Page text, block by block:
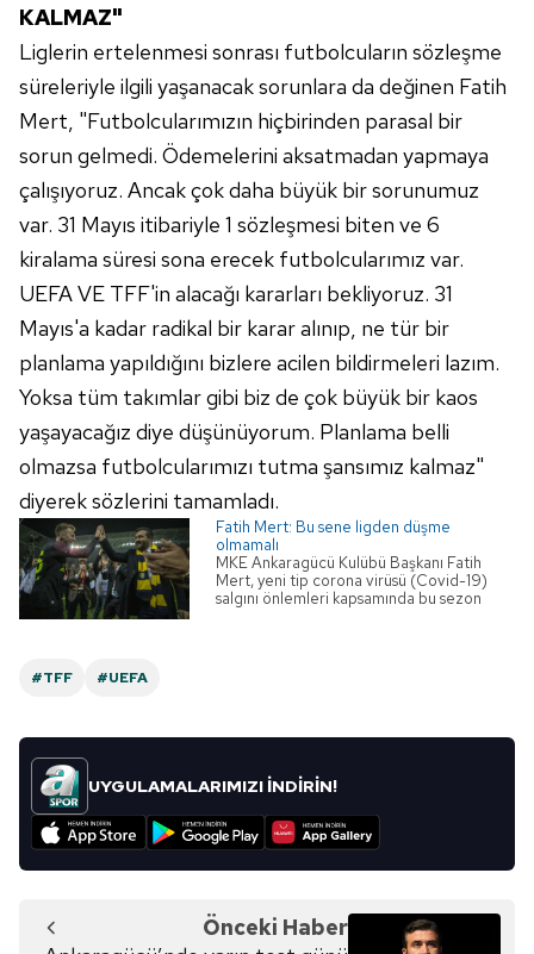
ilgili mevzuata uygun olarak kullanılan çerezlerle ilgili bilgi
almak için lütfentıklayınız.
KALMAZ"
Liglerin ertelenmesi sonrası futbolcuların sözleşme
süreleriyle ilgili yaşanacak sorunlara da değinen Fatih
Mert, "Futbolcularımızın hiçbirinden parasal bir
sorun gelmedi. Ödemelerini aksatmadan yapmaya
çalışıyoruz. Ancak çok daha büyük bir sorunumuz
var. 31 Mayıs itibariyle 1 sözleşmesi biten ve 6
kiralama süresi sona erecek futbolcularımız var.
UEFA VE TFF'in alacağı kararları bekliyoruz. 31
Mayıs'a kadar radikal bir karar alınıp, ne tür bir
planlama yapıldığını bizlere acilen bildirmeleri lazım.
Yoksa tüm takımlar gibi biz de çok büyük bir kaos
yaşayacağız diye düşünüyorum. Planlama belli
olmazsa futbolcularımızı tutma şansımız kalmaz"
diyerek sözlerini tamamladı.
Fatih Mert: Bu sene ligden düşme
olmamalı
MKE Ankaragücü Kulübü Başkanı Fatih
Mert, yeni tip corona virüsü (Covid-19)
salgını önlemleri kapsamında bu sezon
#TFF #UEFA
UYGULAMALARIMIZI İNDİRİN!
Önceki Haber